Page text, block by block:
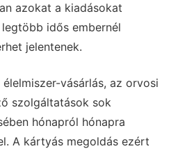
azokat a kiadásokat
idős embernél
jelentenek.
vásárlás, az orvosi
szolgáltatások sok
hónapról hónapra
A kártyás megoldás ezért